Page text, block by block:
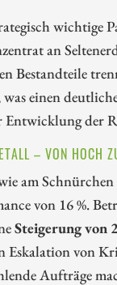
wichtige
an
Bestandteile
was einen
Entwicklung der
– VON HOCH
am
von 16 %.
Steigerung von
Eskalation von
Aufträge